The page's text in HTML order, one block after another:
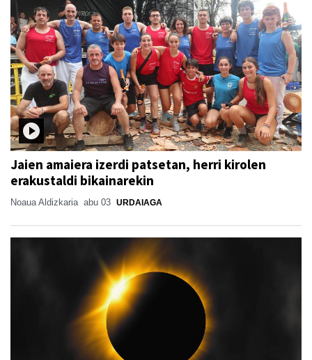
Jaien amaiera izerdi patsetan, herri kirolen
erakustaldi bikainarekin
Noaua Aldizkaria abu 03 URDAIAGA